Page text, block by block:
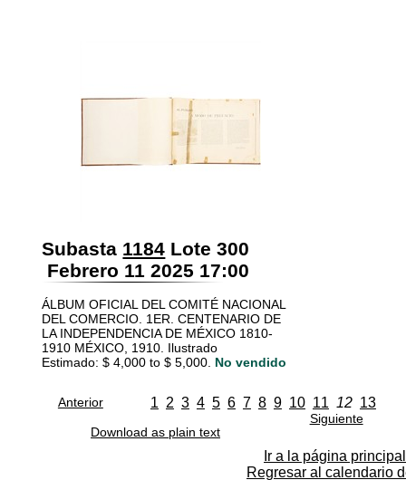
Subasta 1184 Lote 300
Febrero 11 2025 17:00
ÁLBUM OFICIAL DEL COMITÉ NACIONAL
DEL COMERCIO. 1ER. CENTENARIO DE
LA INDEPENDENCIA DE MÉXICO 1810-
1910 MÉXICO, 1910. Ilustrado
Estimado: $ 4,000 to $ 5,000. No vendido
1 2 3 4 5 6 7 8 9 10 11 12 13
Anterior
Siguiente
Download as plain text
Ir a la página principal
Regresar al calendario